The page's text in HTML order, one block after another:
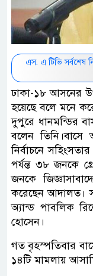
এস. এ টিভি
ঢাকা-১৮ আসনের
হয়েছে বলে মনে
দুপুরে ধানমন্ডির
বলেন
নির্বাচনে
পর্যন্ত ৩৮ জনকে
জনকে
করেছেন আদালত।
অ্যান্ড পাবলিক
হোসেন।
গত বৃহস্পতিবার
১৪টি মামলায়